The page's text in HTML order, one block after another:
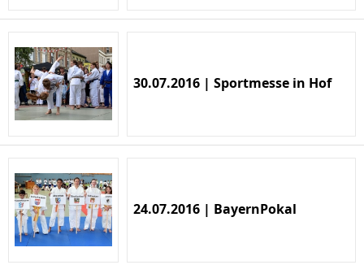
30.07.2016 | Sportmesse in Hof
24.07.2016 | BayernPokal